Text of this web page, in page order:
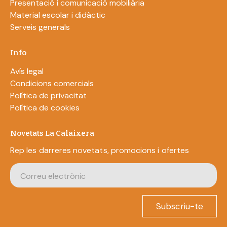
Presentació i comunicació mobiliària
Material escolar i didàctic
Serveis generals
Info
Avís legal
Condicions comercials
Política de privacitat
Política de cookies
Novetats La Calaixera
Rep les darreres novetats, promocions i ofertes
Subscriu-te